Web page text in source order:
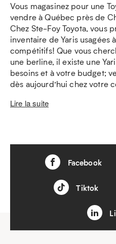
Vous magasinez pour une
vendre à Québec près de
Chez Ste-Foy Toyota, vous
inventaire de Yaris usagées
compétitifs! Que vous
une berline, il existe une
besoins et à votre budget;
dès aujourd’hui chez votre
Lire la suite
Facebook
Tiktok